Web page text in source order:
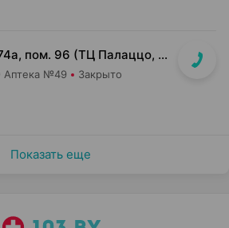
ул. Тимирязева, д. 74а, пом. 96 (ТЦ Палаццо, 1 этаж, главный вход)
№49 Закрыто
Показать еще